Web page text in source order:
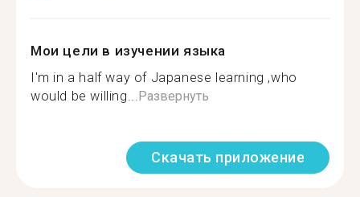
Мои цели в изучении языка
I'm in a half way of Japanese learning ,who
would be willing...Развернуть
Скачать приложение